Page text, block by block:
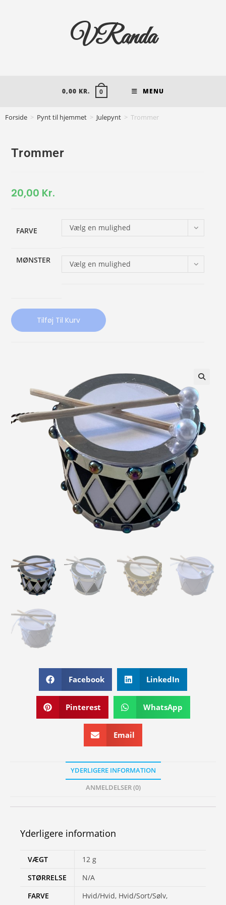
VRanda
0,00 KR. 0 MENU
Forside > Pynt til hjemmet > Julepynt > Trommer
Trommer
20,00 Kr.
FARVE Vælg en mulighed
MØNSTER Vælg en mulighed
Tilføj Til Kurv
Facebook LinkedIn
Pinterest WhatsApp
Email
YDERLIGERE INFORMATION
ANMELDELSER (0)
Yderligere information
VÆGT
12 g
STØRRELSE
N/A
FARVE
Hvid/Hvid, Hvid/Sort/Sølv,